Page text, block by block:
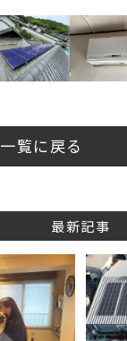
一覧に戻る
最新記事